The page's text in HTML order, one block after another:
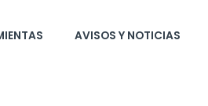
AVISOS Y NOTICIAS